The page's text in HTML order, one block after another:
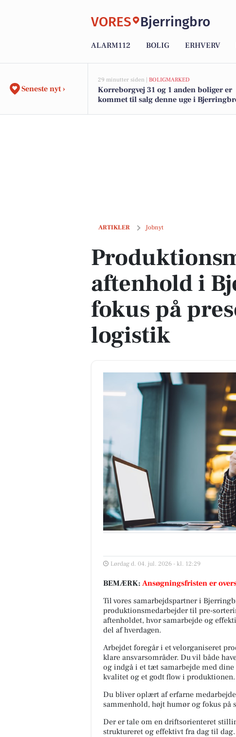
VORES Bjerringbro
ALARM112 BOLIG ERHVERV
Seneste nyt ›
29 minutter siden | BOLIGMARKED
Korreborgvej 31 og 1 anden boliger er
kommet til salg denne uge i
ARTIKLER Jobnyt
Produktionsmedarbejder til aftenhold i
aftenhold i
fokus på
logistik
Lørdag d. 04. jul. 2026 - kl. 12:29
BEMÆRK: Ansøgningsfristen er
Til vores samarbejdspartner i
produktionsmedarbejder til pre-
aftenholdet, hvor samarbejde og
del af hverdagen.
Arbejdet foregår i et velorganiseret
klare ansvarsområder. Du vil både
og indgå i et tæt samarbejde med
kvalitet og et godt flow i produktionen.
Du bliver oplært af erfarne
sammenhold, højt humør og fokus
Der er tale om en driftsorienteret
struktureret og effektivt fra dag til dag.